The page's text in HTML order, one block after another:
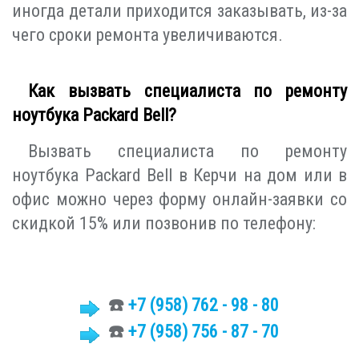
иногда детали приходится заказывать, из-за
чего сроки ремонта увеличиваются.
Как вызвать специалиста по ремонту
ноутбука Packard Bell?
Вызвать специалиста по ремонту
ноутбука Packard Bell в Керчи на дом или в
офис можно через форму онлайн-заявки со
скидкой 15% или позвонив по телефону:
☎️ +7 (958) 762 - 98 - 80
☎️ +7 (958) 756 - 87 - 70